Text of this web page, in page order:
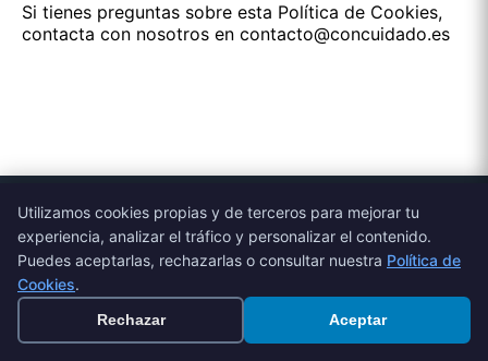
Utilizamos cookies propias y de terceros para mejorar tu
experiencia, analizar el tráfico y personalizar el contenido.
Puedes aceptarlas, rechazarlas o consultar nuestra Política de
Cookies.
Rechazar Aceptar
Si tienes preguntas sobre esta Política de Cookies,
contacta con nosotros en contacto@concuidado.es
Concuidado
Conectamos familias con profesionales del cuidado
cualificados. La forma más fácil y segura de encontrar